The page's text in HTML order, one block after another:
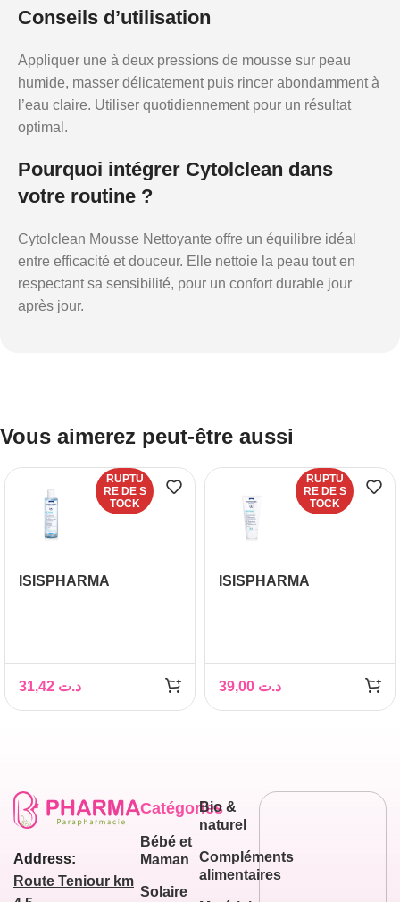
Conseils d’utilisation
Appliquer une à deux pressions de mousse sur peau
humide, masser délicatement puis rincer abondamment à
l’eau claire. Utiliser quotidiennement pour un résultat
optimal.
Pourquoi intégrer Cytolclean dans
votre routine ?
Cytolclean Mousse Nettoyante offre un équilibre idéal
entre efficacité et douceur. Elle nettoie la peau tout en
respectant sa sensibilité, pour un confort durable jour
après jour.
Vous aimerez peut-être aussi
RUPTU
RE DE S
TOCK
ISISPHARMA
ECLAT 250ML
د.ت
RUPTU
RE DE S
TOCK
ISISPHARMA
د.ت
Address:
Route Teniour km
Catégories
Bébé et
Maman
Solaire
Bio &
naturel
Compléments
alimentaires